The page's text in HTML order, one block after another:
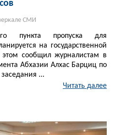
СМИ
пункта пропуска для
на государственной
сообщил журналистам в
Абхазии Алхас Барциц по
заседания ...
Читать далее